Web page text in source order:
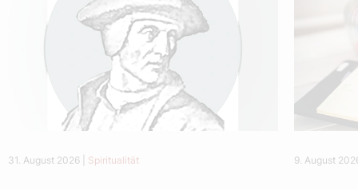
31. August 2026 Spiritualität 9. August